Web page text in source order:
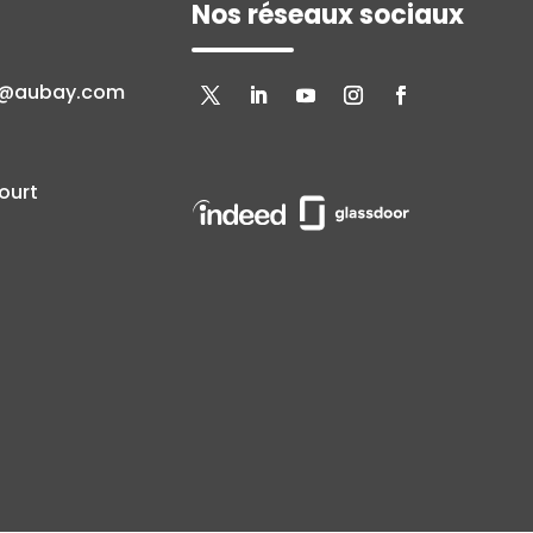
Nos réseaux sociaux